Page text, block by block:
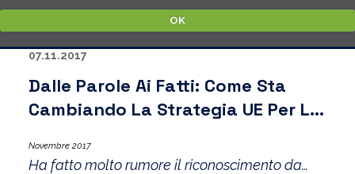
OK
07.11.2017
Dalle Parole Ai Fatti: Come Sta
Cambiando La Strategia UE Per La
Novembre 2017
Ha fatto molto rumore il riconoscimento da